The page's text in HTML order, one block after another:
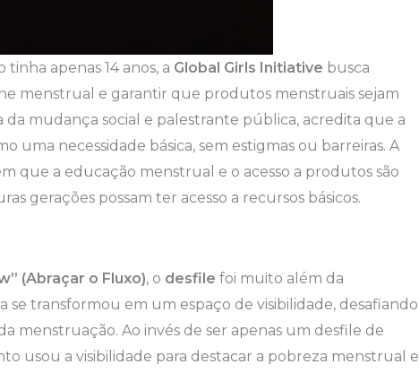
tinha apenas 14 anos, a Global Girls Initiative busca
menstrual e garantir que produtos menstruais sejam
da mudança social e palestrante pública, acredita que a
uma necessidade básica, sem estigmas ou barreiras. A
que a educação menstrual e o acesso a produtos são
gerações possam ter acesso a recursos básicos.
(Abraçar o Fluxo), o desfile foi muito além da
se transformou em um espaço de visibilidade, desafiando
menstruação. Ao invés de ser apenas um desfile de
usou a visibilidade para destacar a pobreza menstrual e